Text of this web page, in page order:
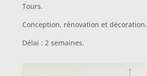
Tours.
Conception, rénovation et décoration.
Délai : 2 semaines.